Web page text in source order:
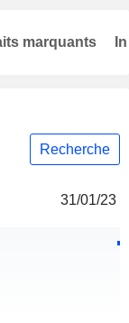
Recherche
31/01/23
marquants